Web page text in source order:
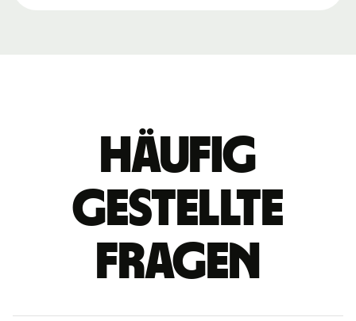
Häufig
gestellte
Fragen